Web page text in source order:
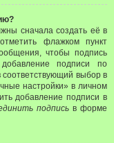
сначала создать её в
флажком пункт
чтобы подпись
подписи по
выбор в
настройки» в личном
добавление подписи в
подписьв форме